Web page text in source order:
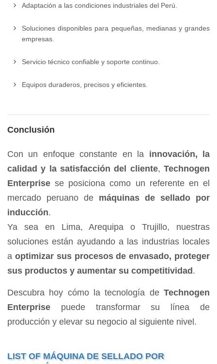
Adaptación a las condiciones industriales del Perú.
Soluciones disponibles para pequeñas, medianas y grandes
empresas.
Servicio técnico confiable y soporte continuo.
Equipos duraderos, precisos y eficientes.
Conclusión
Con un enfoque constante en la innovación, la
calidad y la satisfacción del cliente,Technogen
Enterprise se posiciona como un referente en el
mercado peruano de máquinas de sellado por
inducción.
Ya sea en Lima, Arequipa o Trujillo, nuestras
soluciones están ayudando a las industrias locales
a optimizar sus procesos de envasado, proteger
sus productos y aumentar su competitividad .
Descubra hoy cómo la tecnología de Technogen
Enterprise puede transformar su línea de
producción y elevar su negocio al siguiente nivel.
LIST OF MÁQUINA DE SELLADO POR